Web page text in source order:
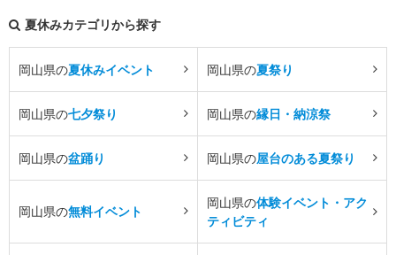
夏休みカテゴリから探す
岡山県の夏休みイベント 岡山県の夏祭り
岡山県の七夕祭り 岡山県の縁日・納涼祭
岡山県の盆踊り 岡山県の屋台のある夏祭り
岡山県の無料イベント
岡山県の体験イベント・アク
ティビティ